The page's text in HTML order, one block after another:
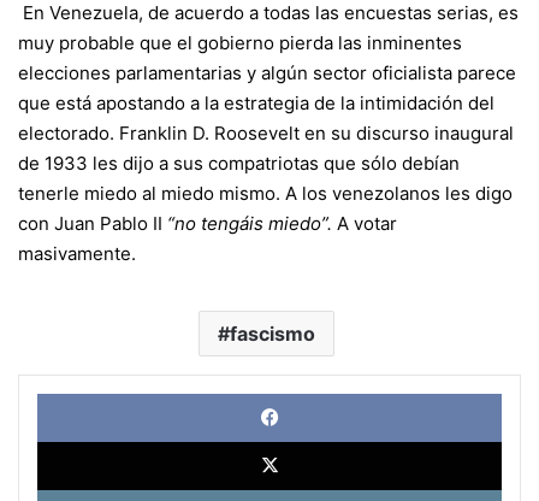
En Venezuela, de acuerdo a todas las encuestas serias, es
muy probable que el gobierno pierda las inminentes
elecciones parlamentarias y algún sector oficialista parece
que está apostando a la estrategia de la intimidación del
electorado. Franklin D. Roosevelt en su discurso inaugural
de 1933 les dijo a sus compatriotas que sólo debían
tenerle miedo al miedo mismo. A los venezolanos les digo
con Juan Pablo II “no tengáis miedo”. A votar
masivamente.
fascismo
X